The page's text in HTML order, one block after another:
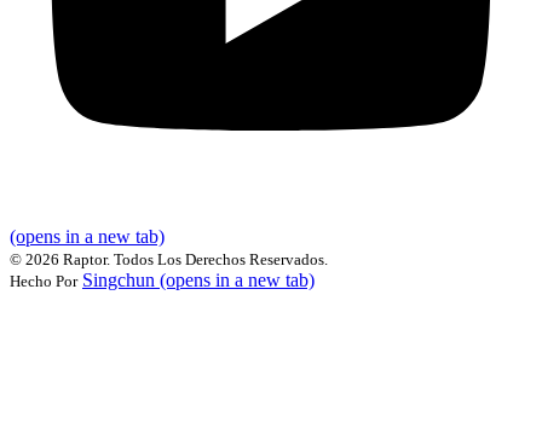
(opens in a new tab)
© 2026 Raptor. Todos Los Derechos Reservados.
Hecho Por Singchun (opens in a new tab)